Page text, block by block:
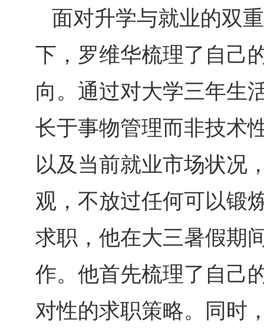
面对升学与就业的双
下，罗维华梳理了自己
向。通过对大学三年生
长于事物管理而非技术
以及当前就业市场状况
观，不放过任何可以锻
求职，他在大三暑假期
作。他首先梳理了自己
对性的求职策略。同时